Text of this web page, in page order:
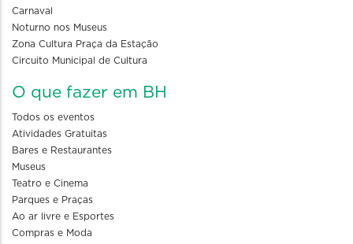
Carnaval
Noturno nos Museus
Zona Cultura Praça da Estação
Circuito Municipal de Cultura
O que fazer em BH
Todos os eventos
Atividades Gratuitas
Bares e Restaurantes
Museus
Teatro e Cinema
Parques e Praças
Ao ar livre e Esportes
Compras e Moda